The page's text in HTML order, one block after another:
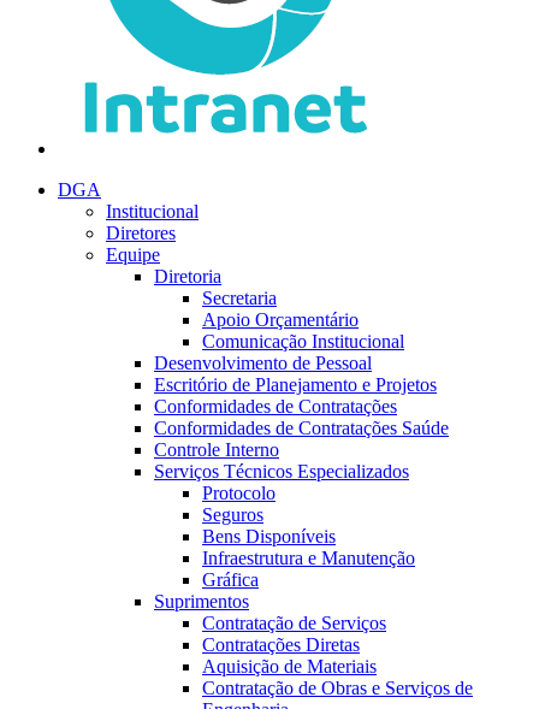
DGA
Institucional
Diretores
Equipe
Diretoria
Secretaria
Apoio Orçamentário
Comunicação Institucional
Desenvolvimento de Pessoal
Escritório de Planejamento e Projetos
Conformidades de Contratações
Conformidades de Contratações Saúde
Controle Interno
Serviços Técnicos Especializados
Protocolo
Seguros
Bens Disponíveis
Infraestrutura e Manutenção
Gráfica
Suprimentos
Contratação de Serviços
Contratações Diretas
Aquisição de Materiais
Contratação de Obras e Serviços de